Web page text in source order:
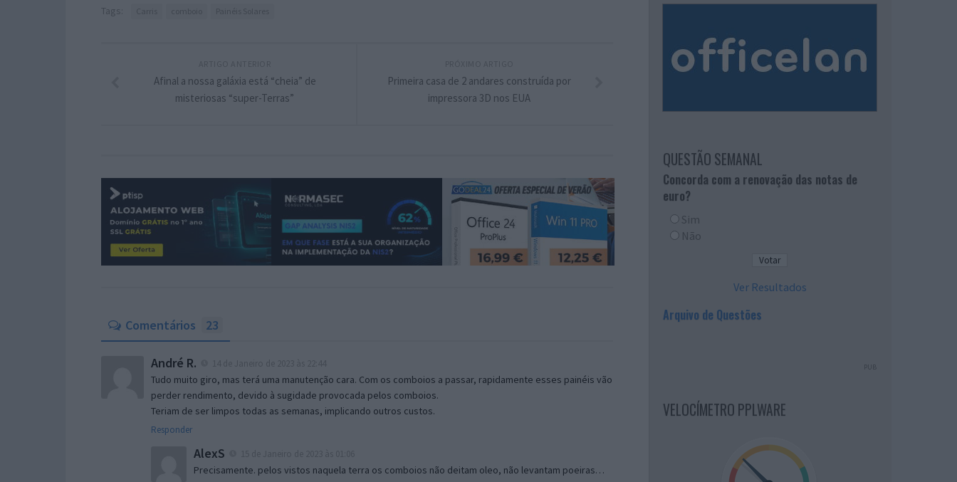
Tags:
Primeira casa de 2 andares construída por
impressora 3D nos EUA
Afinal a nossa galáxia está “cheia” de
misteriosas “super-Terras”
Comentários 23
André R.
Tudo muito giro, mas terá uma manutenção cara. Com os comboios a passar, rapidamente esses painéis vão
perder rendimento, devido à sugidade provocada pelos comboios.
Teriam de ser limpos todas as semanas, implicando outros custos.
Responder
AlexS
Precisamente. pelos vistos naquela terra os comboios não deitam oleo, não levantam poeiras…
QUESTÃO SEMANAL
Concorda com a renovação das notas de
euro?
Sim
Não
Ver Resultados
Arquivo de Questões
PUB
VELOCÍMETRO PPLWARE